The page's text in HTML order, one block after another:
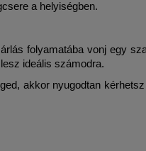
a helyiségben.
folyamatába vonj egy
ideális számodra.
akkor nyugodtan